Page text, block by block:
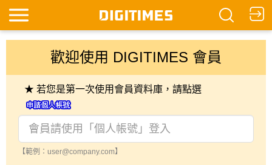
歡迎使用 DIGITIMES 會員
★ 若您是第一次使用會員資料庫，請點選
【範例：user@company.com】